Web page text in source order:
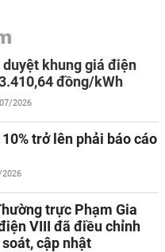
duyệt khung giá điện
đồng/kWh
2026
trở lên phải báo cáo
trực Phạm Gia
VIII đã điều chỉnh
cập nhật